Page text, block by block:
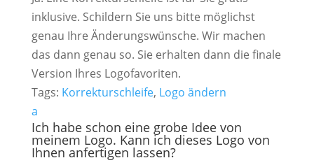
inklusive. Schildern Sie uns bitte möglichst
genau Ihre Änderungswünsche. Wir machen
das dann genau so. Sie erhalten dann die finale
Version Ihres Logofavoriten.
Tags: Korrekturschleife, Logo ändern
a
Ich habe schon eine grobe Idee von
meinem Logo. Kann ich dieses Logo von
Ihnen anfertigen lassen?